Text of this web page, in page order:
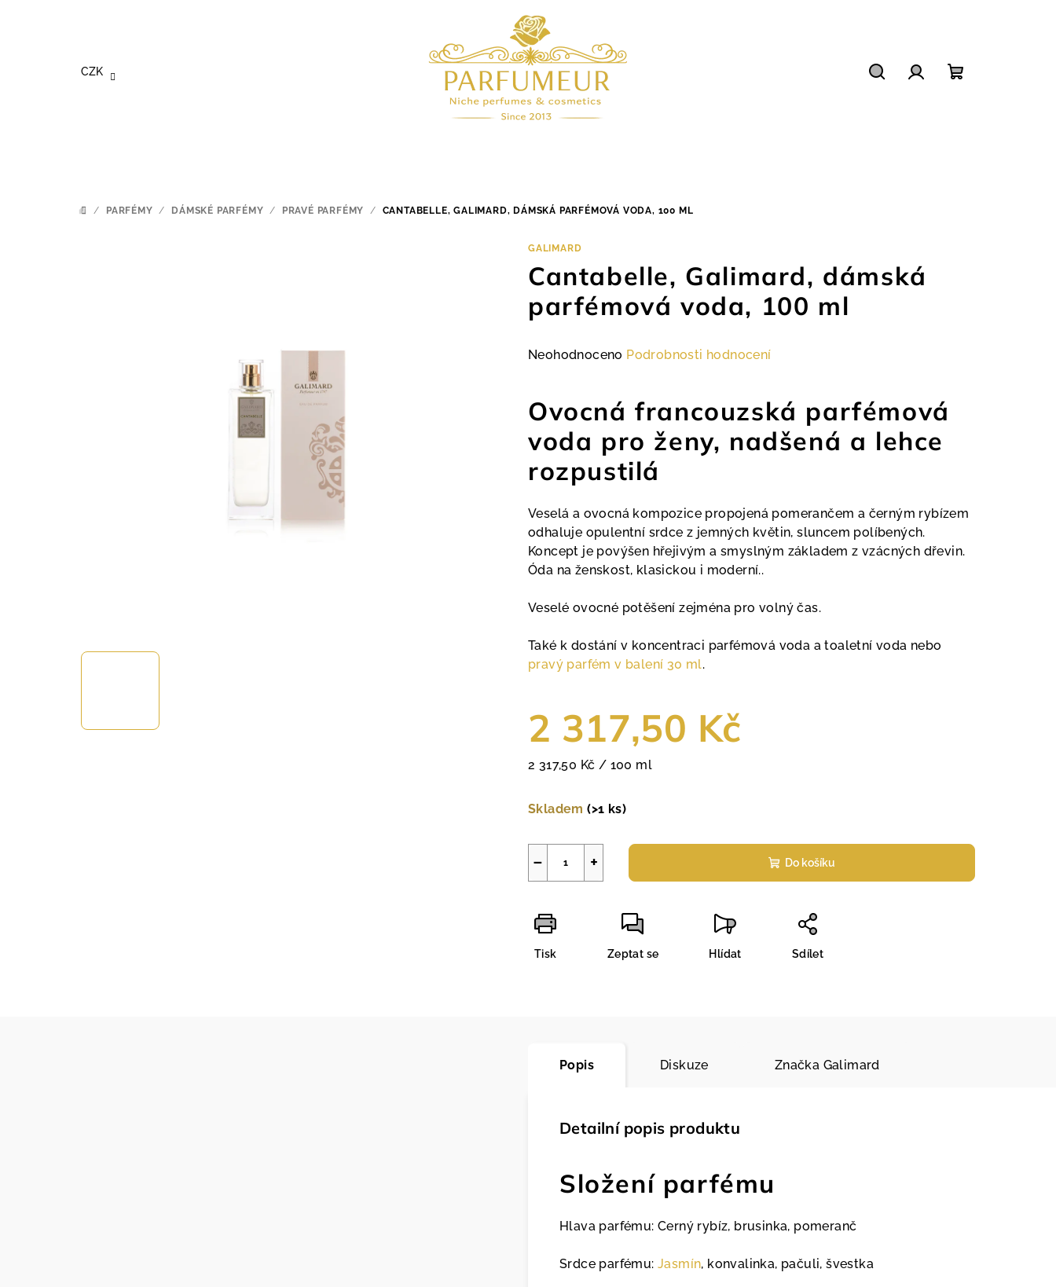
CZK
DOMŮ
/ PARFÉMY / DÁMSKÉ PARFÉMY / PRAVÉ PARFÉMY / CANTABELLE, GALIMARD, DÁMSKÁ PARFÉMOVÁ VODA, 100 ML
GALIMARD
Cantabelle, Galimard, dámská
parfémová voda, 100 ml
Průměrné
je
z
5
hvězdiček.
Neohodnoceno Podrobnosti hodnocení
Ovocná francouzská parfémová
voda pro ženy, nadšená a lehce
rozpustilá
Veselá a ovocná kompozice propojená pomerančem a černým rybízem
odhaluje opulentní srdce z jemných květin, sluncem políbených.
Koncept je povýšen hřejivým a smyslným základem z vzácných dřevin.
Óda na ženskost, klasickou i moderní..
Veselé ovocné potěšení zejména pro volný čas.
Také k dostání v koncentraci parfémová voda a toaletní voda nebo
pravý parfém v balení 30 ml.
2 317,50 Kč
Měrná
2 317,50 Kč / 100 ml
Skladem(>1 ks)
+
− Do košíku
Tisk Zeptat se Hlídat Sdílet
Popis Diskuze Značka Galimard
Detailní popis produktu
Složení parfému
Hlava parfému: Cerný rybíz, brusinka, pomeranč
Srdce parfému:Jasmín, konvalinka, pačuli, švestka